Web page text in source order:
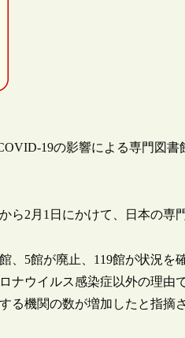
19の影響による専門図
ら2月1日にかけて、日本の専
、5館が廃止、119館が状況
ナウイルス感染症以外の理
る機関の数が増加したと指摘